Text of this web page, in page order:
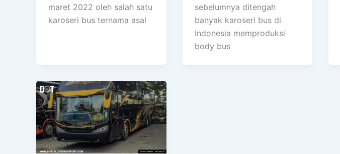
maret 2022 oleh salah satu
karoseri bus ternama asal
sebelumnya ditengah
banyak karoseri bus di
Indonesia memproduksi
body bus